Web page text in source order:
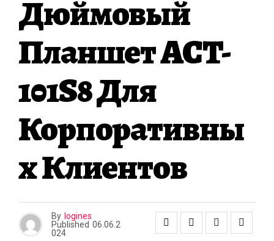
Дюймовый
Планшет ACT-
101S8 Для
Корпоративны
Х Клиентов
By logines
Published 06.06.2
024